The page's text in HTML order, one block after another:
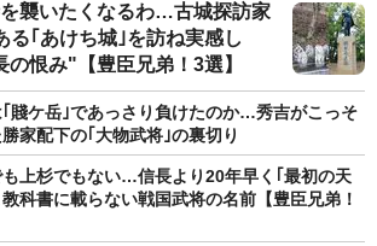
襲いたくなるわ…古城探訪家
る｢あけち城｣を訪ね実感し
恨み"【豊臣兄弟！3選】
賤ケ岳｣であっさり負けたのか…秀吉がこっそ
家配下の｢大物武将｣の裏切り
上杉でもない…信長より20年早く｢最初の天
科書に載らない戦国武将の名前【豊臣兄弟！